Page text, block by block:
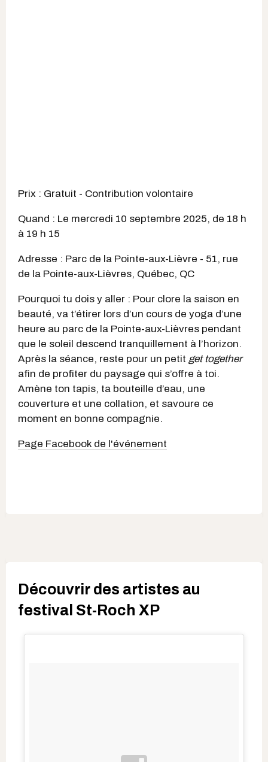
Prix : Gratuit - Contribution volontaire
Quand : Le mercredi 10 septembre 2025, de 18 h
à 19 h 15
Adresse : Parc de la Pointe-aux-Lièvre - 51, rue
de la Pointe-aux-Lièvres, Québec, QC
Pourquoi tu dois y aller : Pour clore la saison en
beauté, va t’étirer lors d’un cours de yoga d’une
heure au parc de la Pointe-aux-Lièvres pendant
que le soleil descend tranquillement à l’horizon.
Après la séance, reste pour un petit get together
afin de profiter du paysage qui s’offre à toi.
Amène ton tapis, ta bouteille d’eau, une
couverture et une collation, et savoure ce
moment en bonne compagnie.
Page Facebook de l'événement
Découvrir des artistes au
festival St-Roch XP